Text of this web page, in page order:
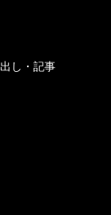
し・記事